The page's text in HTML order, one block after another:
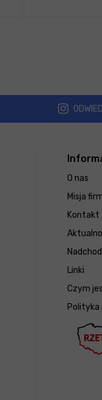
O nas
Misja
Kontakt
Linki
Czym